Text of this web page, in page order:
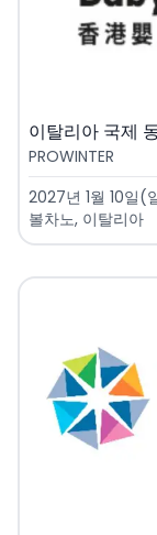
이탈리아 국제
PROWINTER
2027년 1월 10일(
볼차노, 이탈리아